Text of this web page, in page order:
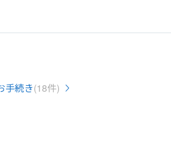
手続き(18件)